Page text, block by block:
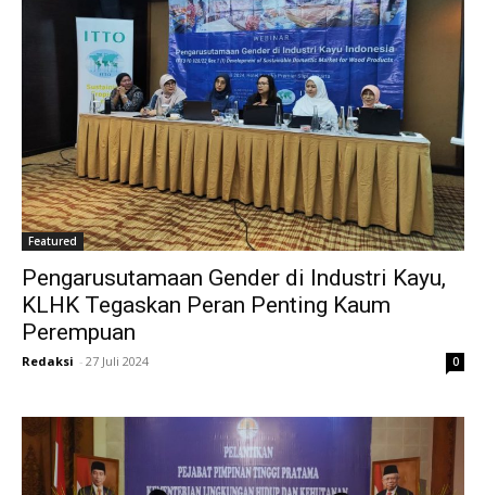
Featured
Pengarusutamaan Gender di Industri Kayu,
KLHK Tegaskan Peran Penting Kaum
Perempuan
Redaksi - 27 Juli 2024 0